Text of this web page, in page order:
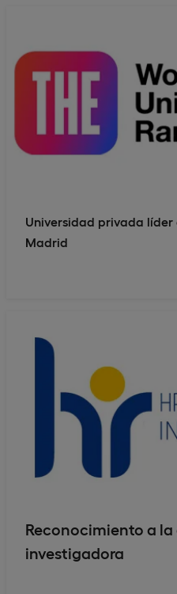
Universidad privada
Madrid
Reconocimiento a la
investigadora